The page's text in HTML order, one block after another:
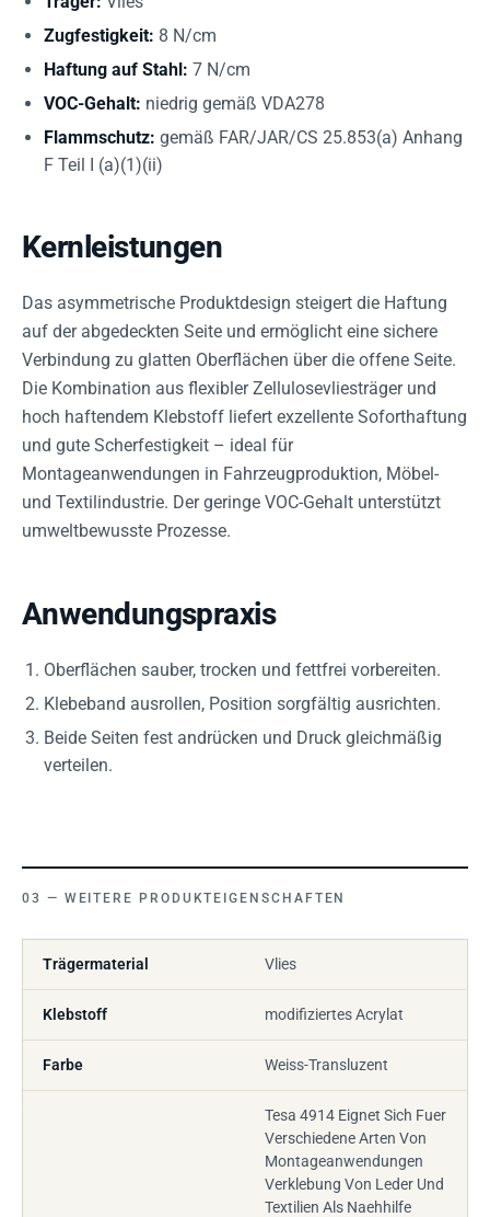
Zugfestigkeit: 8 N/cm
Haftung auf Stahl: 7 N/cm
VOC-Gehalt: niedrig gemäß VDA278
Flammschutz: gemäß FAR/JAR/CS 25.853(a) Anhang
F Teil I (a)(1)(ii)
Kernleistungen
Das asymmetrische Produktdesign steigert die Haftung
auf der abgedeckten Seite und ermöglicht eine sichere
Verbindung zu glatten Oberflächen über die offene Seite.
Die Kombination aus flexibler Zellulosevliesträger und
hoch haftendem Klebstoff liefert exzellente Soforthaftung
und gute Scherfestigkeit – ideal für
Montageanwendungen in Fahrzeugproduktion, Möbel-
und Textilindustrie. Der geringe VOC-Gehalt unterstützt
umweltbewusste Prozesse.
Anwendungspraxis
Oberflächen sauber, trocken und fettfrei vorbereiten.
Klebeband ausrollen, Position sorgfältig ausrichten.
Beide Seiten fest andrücken und Druck gleichmäßig
verteilen.
WEITERE PRODUKTEIGENSCHAFTEN
Trägermaterial Vlies
Klebstoff modifiziertes Acrylat
Farbe Weiss-Transluzent
Tesa 4914 Eignet Sich Fuer
Verschiedene Arten Von
Montageanwendungen
Verklebung Von Leder Und
Textilien Als Naehhilfe